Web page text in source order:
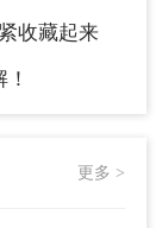
收藏起来
更多 >